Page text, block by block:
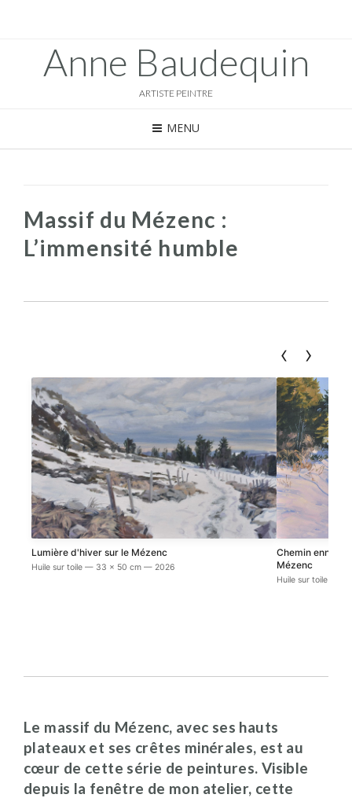
Anne Baudequin
ARTISTE PEINTRE
MENU
Massif du Mézenc :
L’immensité humble
‹ ›
Lumière d'hiver sur le Mézenc
Huile sur toile — 33 x 50 cm — 2026
Chemin
Mézenc
Huile sur toile —
Le massif du Mézenc, avec ses hauts
plateaux et ses crêtes minérales, est au
cœur de cette série de peintures. Visible
depuis la fenêtre de mon atelier, cette